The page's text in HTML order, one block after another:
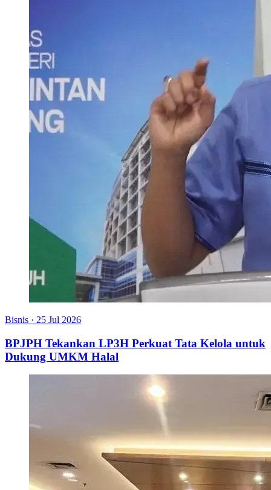
Bisnis · 25 Jul 2026
BPJPH Tekankan LP3H Perkuat Tata Kelola untuk
Dukung UMKM Halal